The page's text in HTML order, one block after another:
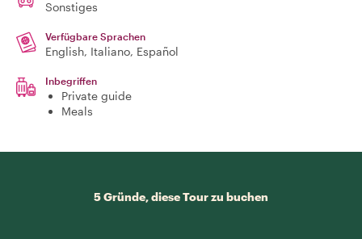
Sonstiges
Verfügbare Sprachen
English, Italiano, Español
Inbegriffen
Private guide
Meals
5 Gründe, diese Tour zu buchen